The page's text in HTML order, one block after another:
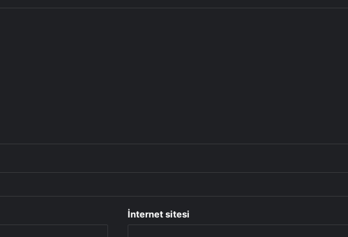
İnternet sitesi